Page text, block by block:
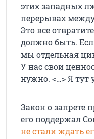
этих западных
перерывах между
Это все
должно быть.
мы отдельная
У нас свои
нужно. <…> Я тут
Закон о запрете
его поддержал
не стали ждать